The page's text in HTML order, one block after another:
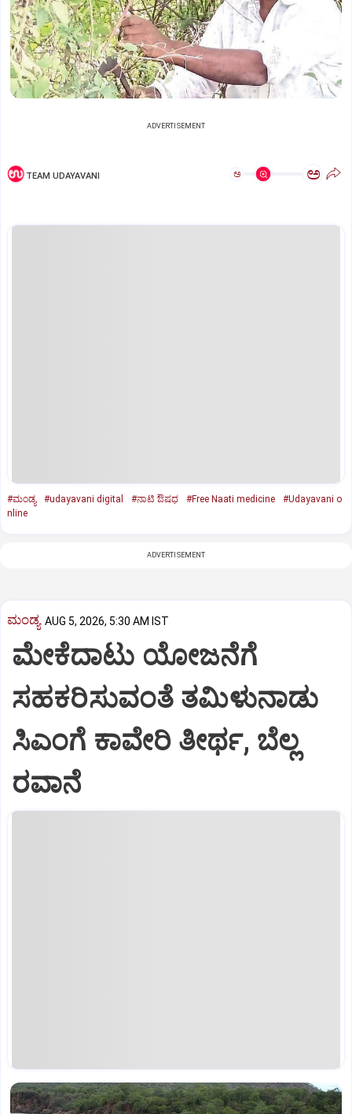
ADVERTISEMENT
TEAM UDAYAVANI ಅ ಅ
#ಮಂಡ್ಯ #udayavani digital #ನಾಟಿ ಔಷಧ #Free Naati medicine
#Udayavani o
nline
ADVERTISEMENT
ಮಂಡ್ಯ AUG 5, 2026, 5:30 AM IST
ಮೇಕೆದಾಟು ಯೋಜನೆಗೆ
ಸಹಕರಿಸುವಂತೆ ತಮಿಳುನಾಡು
ಸಿಎಂಗೆ ಕಾವೇರಿ ತೀರ್ಥ, ಬೆಲ್ಲ
ರವಾನೆ